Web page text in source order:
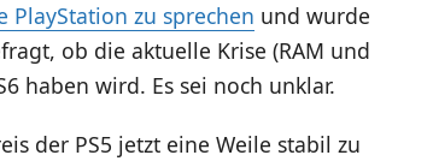
PlayStation zu sprechen und wurde
ob die aktuelle Krise (RAM und
haben wird. Es sei noch unklar.
der PS5 jetzt eine Weile stabil zu